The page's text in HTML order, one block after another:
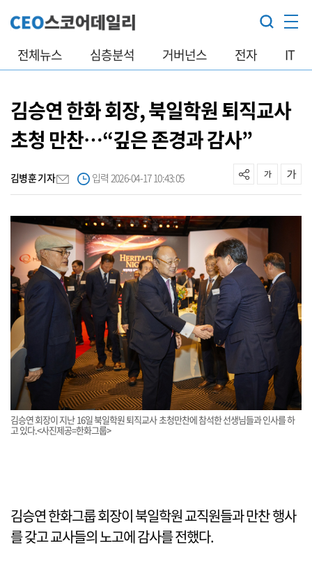
전체뉴스 심층분석 거버넌스 전자 IT
김승연 한화 회장, 북일학원 퇴직교사
초청 만찬…“깊은 존경과 감사”
김병훈 기자 입력 2026-04-17 10:43:05
김승연 회장이 지난 16일 북일학원 퇴직교사 초청만찬에 참석한 선생님들과 인사를 하
고 있다.<사진제공=한화그룹>
김승연 한화그룹 회장이 북일학원 교직원들과 만찬 행사
를 갖고 교사들의 노고에 감사를 전했다.